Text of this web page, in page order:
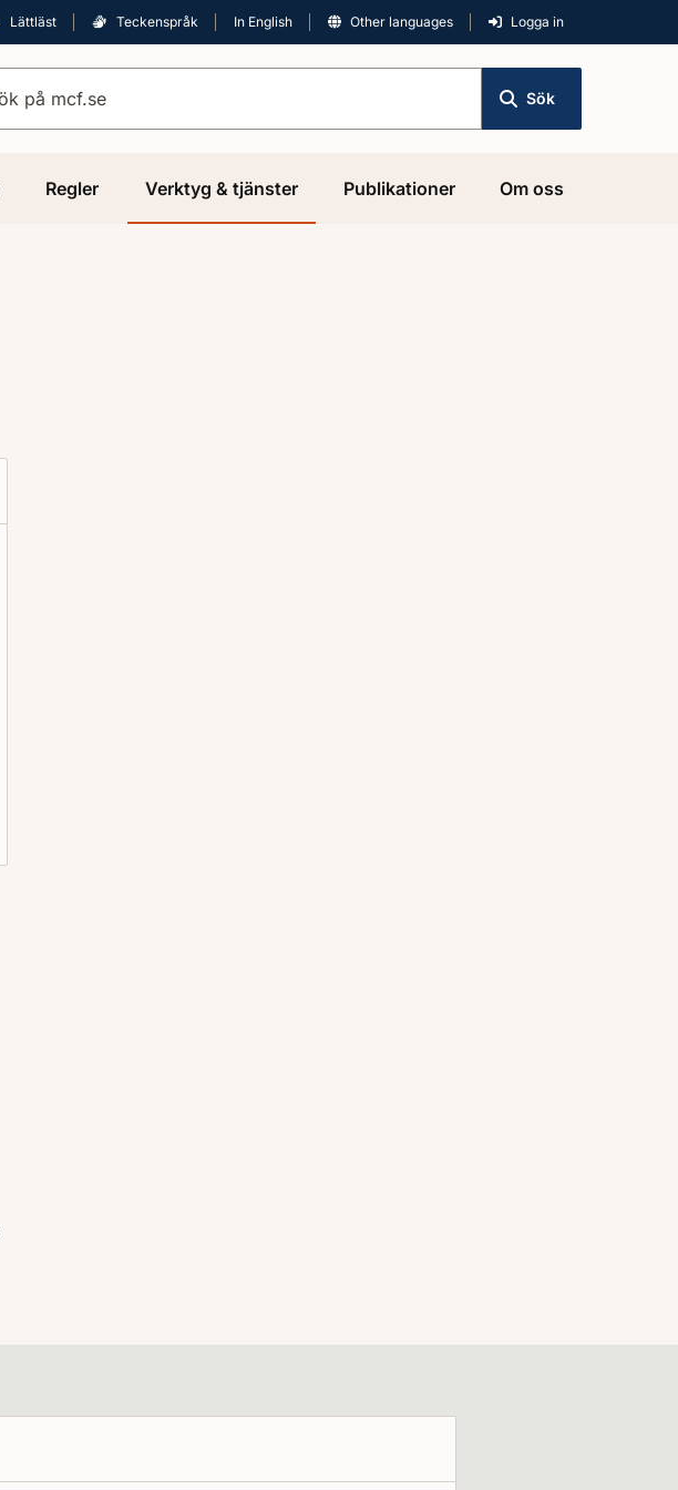
Lättläst Teckenspråk In English Other languages Logga in
Sök
Regler Verktyg & tjänster Publikationer Om oss